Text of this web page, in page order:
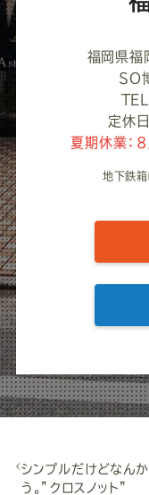
福岡県福
ＳＯ
定休
夏期休業
地下鉄
シンプルだけどなん
う。”クロスノット”